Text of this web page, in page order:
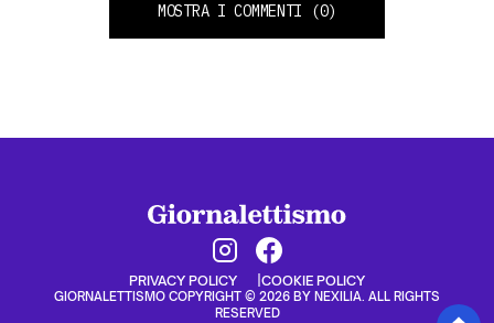
MOSTRA I COMMENTI (0)
PRIVACY POLICY COOKIE POLICY
GIORNALETTISMO COPYRIGHT © 2026 BY NEXILIA. ALL RIGHTS
RESERVED